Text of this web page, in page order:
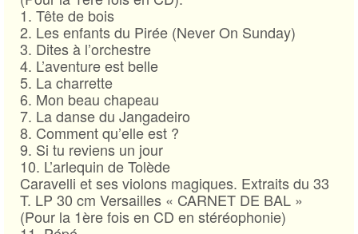
1. Tête de bois
2. Les enfants du Pirée (Never On Sunday)
3. Dites à l’orchestre
4. L’aventure est belle
5. La charrette
6. Mon beau chapeau
7. La danse du Jangadeiro
8. Comment qu’elle est ?
9. Si tu reviens un jour
10. L’arlequin de Tolède
Caravelli et ses violons magiques. Extraits du 33
T. LP 30 cm Versailles « CARNET DE BAL »
(Pour la 1ère fois en CD en stéréophonie)